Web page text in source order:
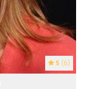
5 (6)